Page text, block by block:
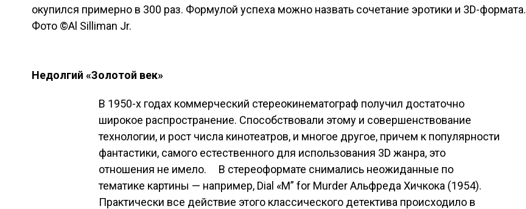
окупился примерно в 300 раз. Формулой успеха можно назвать сочетание эротики и 3D-формата.
Фото ©Al Silliman Jr.
Недолгий «Золотой век»
В 1950-х годах коммерческий стереокинематограф получил достаточно
широкое распространение. Способствовали этому и совершенствование
технологии, и рост числа кинотеатров, и многое другое, причем к популярности
фантастики, самого естественного для использования 3D жанра, это
отношения не имело. В стереоформате снимались неожиданные по
тематике картины — например, Dial «M” for Murder Альфреда Хичкока (1954).
Практически все действие этого классического детектива происходило в